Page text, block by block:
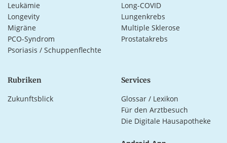
Leukämie
Long-COVID
Longevity
Lungenkrebs
Migräne
Multiple Sklerose
PCO-Syndrom
Prostatakrebs
Psoriasis / Schuppenflechte
Rubriken
Zukunftsblick
Services
Glossar / Lexikon
Für den Arztbesuch
Die Digitale Hausapotheke